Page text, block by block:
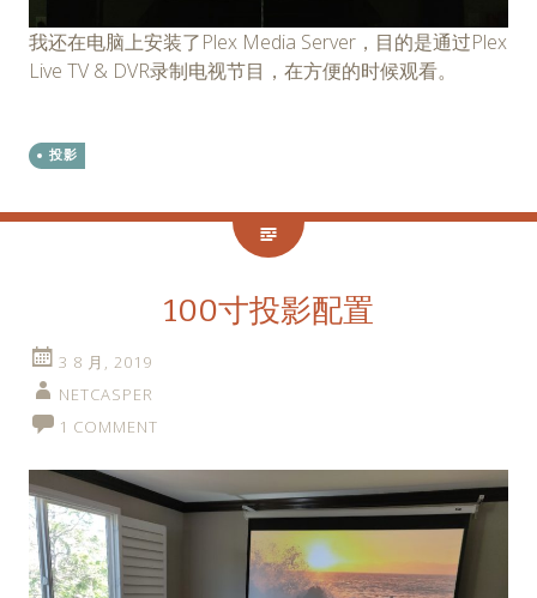
我还在电脑上安装了Plex Media Server，目的是通过Plex
Live TV & DVR录制电视节目，在方便的时候观看。
投影
100寸投影配置
3 8 月, 2019
NETCASPER
1 COMMENT